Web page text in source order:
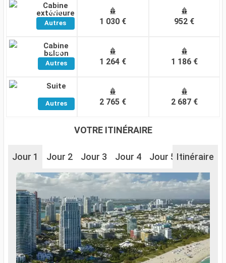
Cabine
extérieure
Voir
Autres
Cabine
balcon
Voir
Autres
Suite
Autres
1 030 €
1 264 €
2 765 €
952 €
1 186 €
2 687 €
VOTRE ITINÉRAIRE
Jour 1 Jour 2 Jour 3 Jour 4 Jour 5 Jour 6
Itinéraire